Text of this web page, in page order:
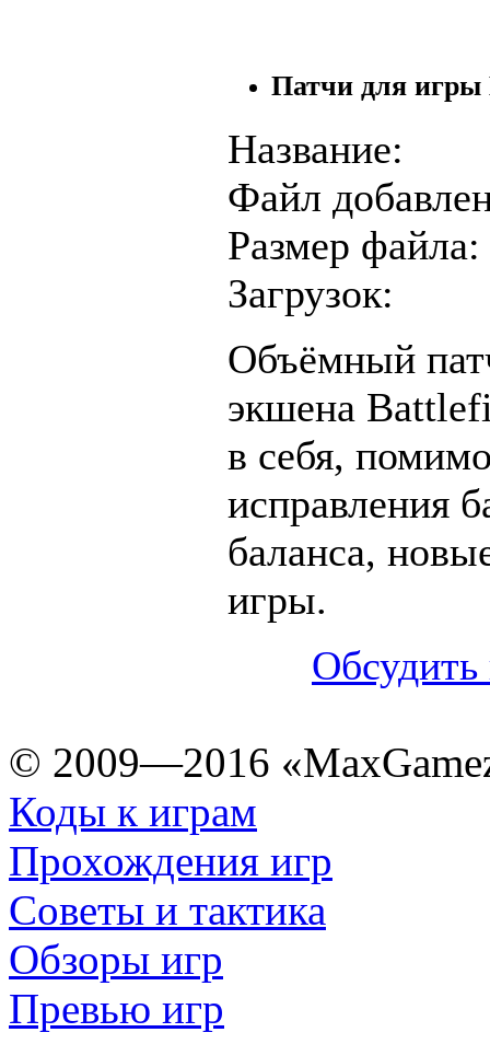
Патчи для игры
Название:
Файл
Размер файла:
Загрузок:
Объёмный
экшена
в себя,
исправления
баланса,
игры.
© 2009—2016
Коды к играм
Прохождения игр
Советы и тактика
Обзоры игр
Превью игр